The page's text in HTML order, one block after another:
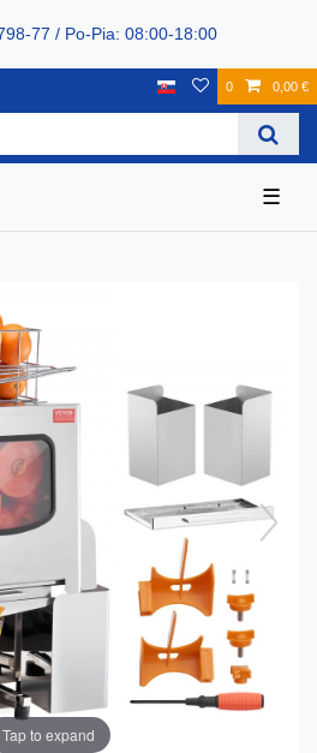
77 / Po-Pia: 08:00-18:00
0 0,00 €
☰
Tap to expand